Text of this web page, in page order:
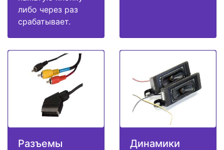
либо через раз
срабатывает.
Разъемы Динамики